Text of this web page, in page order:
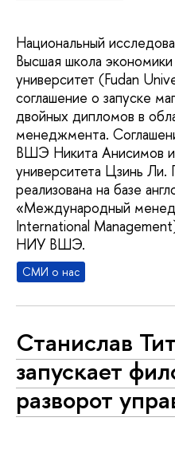
Национальный
Высшая школа
университет (Fudan
соглашение о запуске
двойных дипломов в
менеджмента.
ВШЭ Никита Анисимов и
университета Цзинь
реализована на базе
«Международный
International
НИУ ВШЭ.
СМИ о нас
Станислав
запускает
разворот